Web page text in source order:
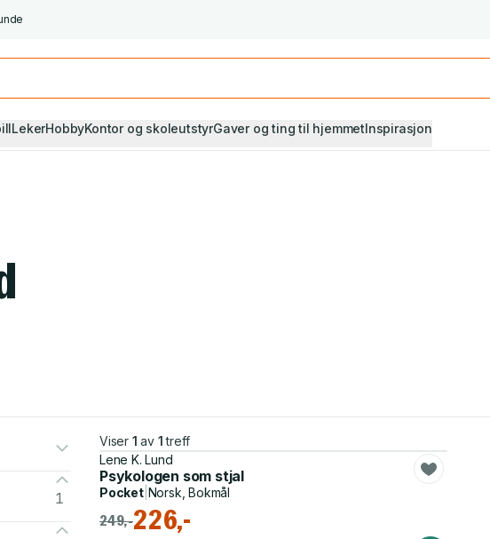
LekerHobbyKontor og skoleutstyrGaver og ting til hjemmetInspirasjon
1
Viser 1 av 1 treff
Lene K. Lund
Psykologen som stjal
Pocket| Norsk, Bokmål
249,-226,-